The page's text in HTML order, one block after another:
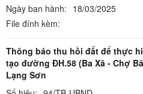
Ngày ban hành: 18/03/2025
File đính kèm:
Thông báo thu hồi đất để thực
tạo đường ĐH.58 (Ba Xã - Chợ
Lạng Sơn